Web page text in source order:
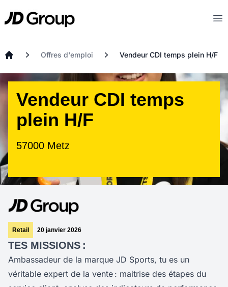
JD
Offres d'emploi Vendeur CDI temps plein H/F
Vendeur CDI temps
plein H/F
57000 Metz
Retail 20 janvier 2026
TES MISSIONS :
Ambassadeur de la marque JD Sports, tu es un
véritable expert de la vente : maitrise des étapes du